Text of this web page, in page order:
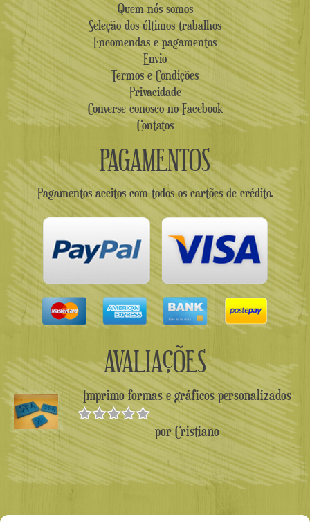
Quem nós somos
Seleção dos últimos trabalhos
Encomendas e pagamentos
Envio
Termos e Condições
Privacidade
Converse conosco no Facebook
Contatos
PAGAMENTOS
Pagamentos aceitos com todos os cartões de crédito.
AVALIAÇÕES
Imprimo formas e gráficos personalizados
Avaliado
como5de
5
por Cristiano